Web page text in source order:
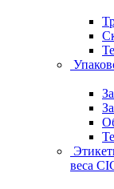
веса